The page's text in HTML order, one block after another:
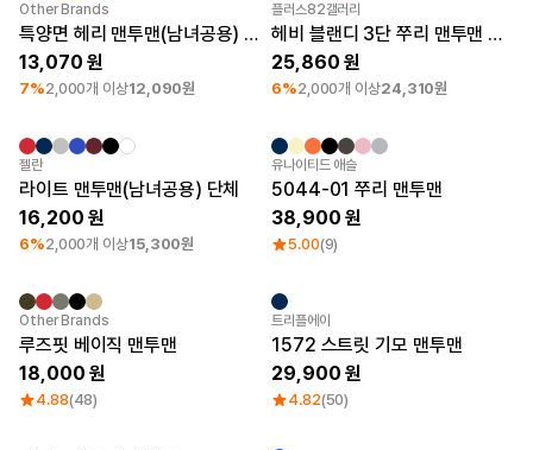
최소 주문수량 30개
Other Brands
특양면 헤리 맨투맨(남녀공용) 단체
13,070
7%2,000개 이상12,090원
최소 주문수량 30개
플러스82갤러리
헤비 블랜디 3단 쭈리 맨투맨 단체
25,860
6%2,000개 이상24,310원
최소 주문수량 30개
젤란
라이트 맨투맨(남녀공용) 단체
16,200
6%2,000개 이상15,300원
유나이티드 애슬
5044-01 쭈리 맨투맨
38,900
5.00(9)
Other Brands
루즈핏 베이직 맨투맨
18,000
4.88(48)
트리플에이
1572 스트릿 기모 맨투맨
29,900
4.82(50)